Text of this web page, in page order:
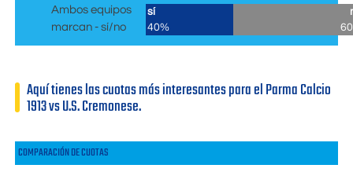
Ambos equipos
marcan - sí/no
sí
40%
Aquí tienes las cuotas más interesantes para el Parma Calcio
1913 vs U.S. Cremonese.
COMPARACIÓN DE CUOTAS